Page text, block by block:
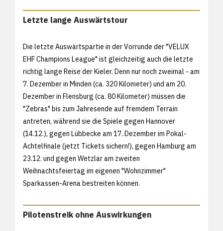
Letzte lange Auswärtstour
Die letzte Auswärtspartie in der Vorrunde der "VELUX
EHF Champions League" ist gleichzeitig auch die letzte
richtig lange Reise der Kieler. Denn nur noch zweimal - am
7. Dezember in Minden (ca. 320 Kilometer) und am 20.
Dezember in Flensburg (ca. 80 Kilometer) müssen die
"Zebras" bis zum Jahresende auf fremdem Terrain
antreten, während sie die Spiele gegen Hannover
(14.12.), gegen Lübbecke am 17. Dezember im Pokal-
Achtelfinale (jetzt Tickets sichern!), gegen Hamburg am
23.12. und gegen Wetzlar am zweiten
Weihnachtsfeiertag im eigenen "Wohnzimmer"
Sparkassen-Arena bestreiten können.
Pilotenstreik ohne Auswirkungen